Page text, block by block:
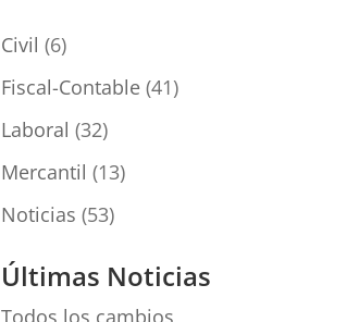
Civil (6)
Fiscal-Contable (41)
Laboral (32)
Mercantil (13)
Noticias (53)
Últimas Noticias
Todos los cambios